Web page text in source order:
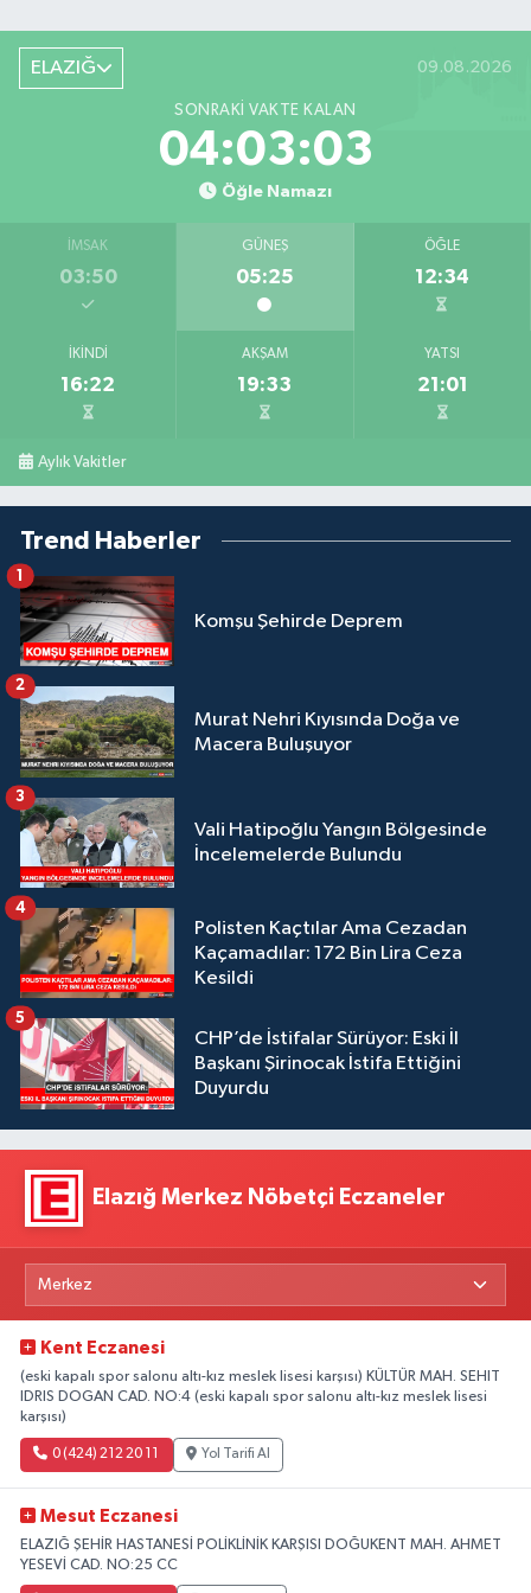
ELAZIĞ 09.08.2026
SONRAKI VAKTE KALAN
04:03:03
Öğle Namazı
İMSAK
03:50
GÜNEŞ
05:25
ÖĞLE
12:34
İKINDI
16:22
AKŞAM
19:33
YATSI
21:01
Aylık Vakitler
Trend Haberler
Komşu Şehirde Deprem
1
Murat Nehri Kıyısında Doğa ve
Macera Buluşuyor
2
Vali Hatipoğlu Yangın Bölgesinde
İncelemelerde Bulundu
3
Polisten Kaçtılar Ama Cezadan
Kaçamadılar: 172 Bin Lira Ceza
Kesildi
4
CHP’de İstifalar Sürüyor: Eski İl
Başkanı Şirinocak İstifa Ettiğini
Duyurdu
5
Elazığ Merkez Nöbetçi Eczaneler
Kent Eczanesi
(eski kapalı spor salonu altı-kız meslek lisesi karşısı) KÜLTÜR MAH. SEHIT
IDRIS DOGAN CAD. NO:4 (eski kapalı spor salonu altı-kız meslek lisesi
karşısı)
0 (424) 212 20 11 Yol Tarifi Al
Mesut Eczanesi
ELAZIĞ ŞEHİR HASTANESİ POLİKLİNİK KARŞISI DOĞUKENT MAH. AHMET
YESEVİ CAD. NO:25 CC